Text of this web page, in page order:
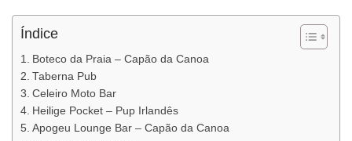
Índice
Boteco da Praia – Capão da Canoa
Taberna Pub
Celeiro Moto Bar
Heilige Pocket – Pup Irlandês
Apogeu Lounge Bar – Capão da Canoa